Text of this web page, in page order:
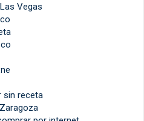
Vegas
sin receta